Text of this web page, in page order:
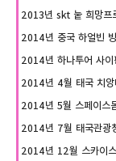
2013년 skt 눝 희망프
2014년 중국 하얼빈
2014년 하나투어 사
2014년 4월 태국 치앙
2014년 5월 스페이스
2014년 7월 태국관광
2014년 12월 스카이